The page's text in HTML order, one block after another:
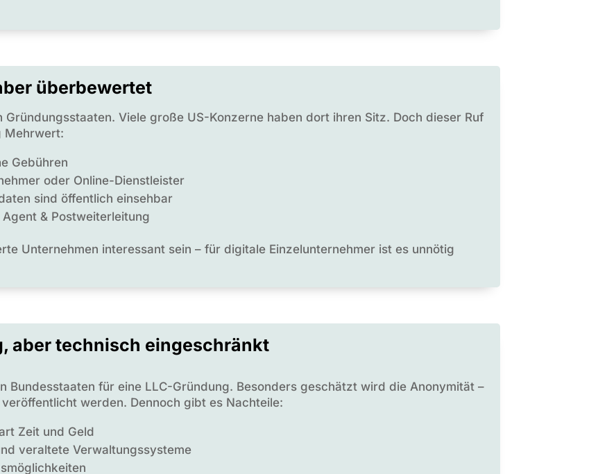
überbewertet
Viele große US-Konzerne haben dort ihren Sitz. Doch dieser Ruf
Mehrwert:
Gebühren
oder Online-Dienstleister
sind öffentlich einsehbar
& Postweiterleitung
Unternehmen interessant sein – für digitale Einzelunternehmer ist es unnötig
aber technisch eingeschränkt
Bundesstaaten für eine LLC-Gründung. Besonders geschätzt wird die Anonymität –
werden. Dennoch gibt es Nachteile:
Zeit und Geld
veraltete Verwaltungssysteme